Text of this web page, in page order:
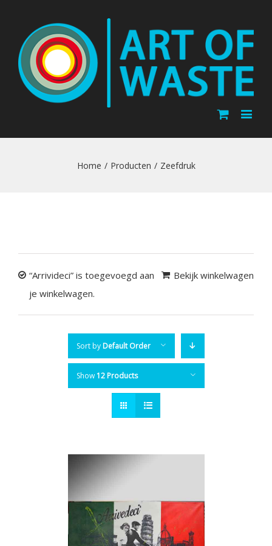
Home / Producten / Zeefdruk
Bekijk winkelwagen
“Arrivideci” is toegevoegd aan
je winkelwagen.
Sort byDefault Order
Show12 Products